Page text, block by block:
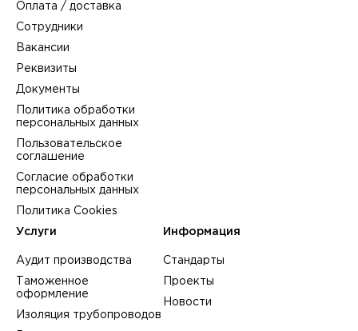
Оплата / доставка
Сотрудники
Вакансии
Реквизиты
Документы
Политика обработки
персональных данных
Пользовательское
соглашение
Согласие обработки
персональных данных
Политика Cookies
Услуги
Аудит производства
Таможенное
оформление
Изоляция трубопроводов
Информация
Стандарты
Проекты
Новости